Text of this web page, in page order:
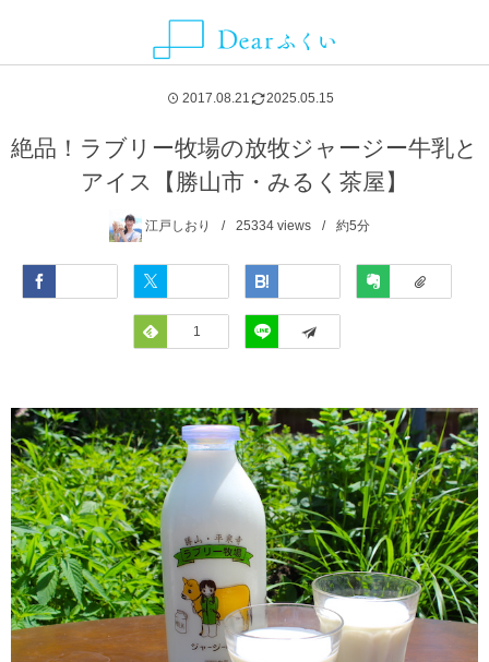
2017.08.21 2025.05.15
絶品！ラブリー牧場の放牧ジャージー牛乳と
アイス【勝山市・みるく茶屋】
江戸しおり 25334views 約5分
Evernote
Feedly
1 LINE
観光スポット
レジャー・アクティビティ
自然・風景
お土産
産業・ものづくり
体験施設・体験プラン
歴史
池田町
越前町
おおい町
大野市
小浜市
Dearふくいへの広告掲載について
プライバシーポリシー
Yahoo!ライフマガジン